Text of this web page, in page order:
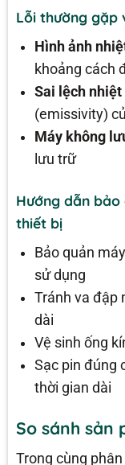
Lỗi thường gặp
Hình ảnh
khoảng cách
Sai lệch nhiệt
(emissivity)
Máy không
lưu trữ
Hướng dẫn
thiết bị
Bảo quản
sử dụng
Tránh va đập
dài
Vệ sinh ống
Sạc pin đúng
thời gian dài
So sánh sản
Trong cùng